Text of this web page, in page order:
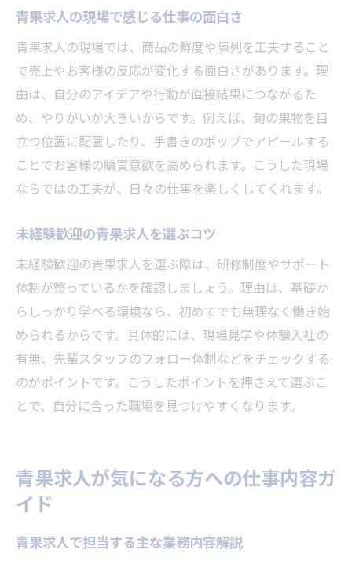
青果求人の現場で感じる仕事の面白さ
青果求人の現場では、商品の鮮度や陳列を工夫すること
で売上やお客様の反応が変化する面白さがあります。理
由は、自分のアイデアや行動が直接結果につながるた
め、やりがいが大きいからです。例えば、旬の果物を目
立つ位置に配置したり、手書きのポップでアピールする
ことでお客様の購買意欲を高められます。こうした現場
ならではの工夫が、日々の仕事を楽しくしてくれます。
未経験歓迎の青果求人を選ぶコツ
未経験歓迎の青果求人を選ぶ際は、研修制度やサポート
体制が整っているかを確認しましょう。理由は、基礎か
らしっかり学べる環境なら、初めてでも無理なく働き始
められるからです。具体的には、現場見学や体験入社の
有無、先輩スタッフのフォロー体制などをチェックする
のがポイントです。こうしたポイントを押さえて選ぶこ
とで、自分に合った職場を見つけやすくなります。
青果求人が気になる方への仕事内容ガ
イド
青果求人で担当する主な業務内容解説